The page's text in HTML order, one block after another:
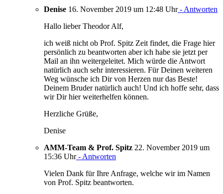
Denise 16. November 2019 um 12:48 Uhr- Antworten
Hallo lieber Theodor Alf,
ich weiß nicht ob Prof. Spitz Zeit findet, die Frage hier
persönlich zu beantworten aber ich habe sie jetzt per
Mail an ihn weitergeleitet. Mich würde die Antwort
natürlich auch sehr interessieren. Für Deinen weiteren
Weg wünsche ich Dir von Herzen nur das Beste!
Deinem Bruder natürlich auch! Und ich hoffe sehr, dass
wir Dir hier weiterhelfen können.
Herzliche Grüße,
Denise
AMM-Team & Prof. Spitz 22. November 2019 um
15:36 Uhr- Antworten
Vielen Dank für Ihre Anfrage, welche wir im Namen
von Prof. Spitz beantworten.